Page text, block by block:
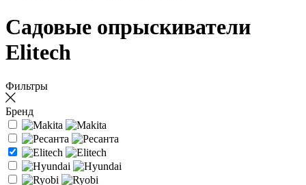
Садовые опрыскиватели
Elitech
Фильтры
Бренд